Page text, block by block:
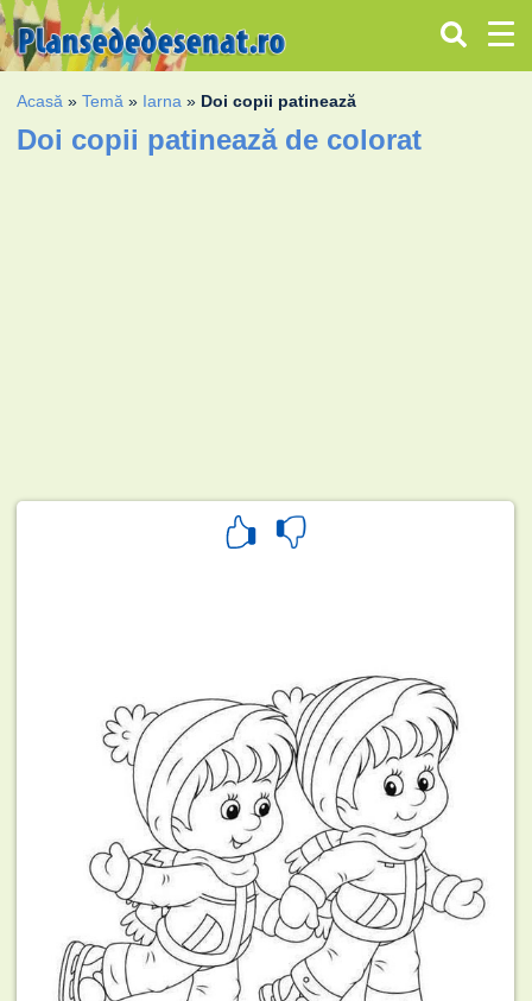
Acasă »Temă » Iarna » Doi copii patinează
Doi copii patinează de colorat